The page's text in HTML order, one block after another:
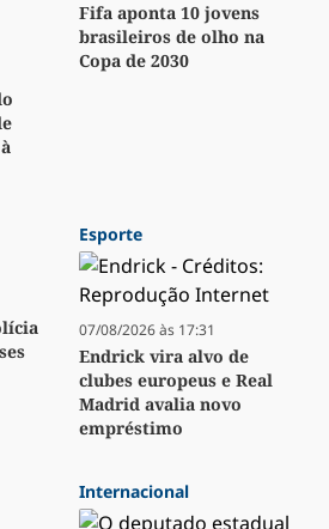
Fifa aponta 10 jovens
brasileiros de olho na
Copa de 2030
Esporte
07/08/2026 às 17:31
Endrick vira alvo de
clubes europeus e Real
Madrid avalia novo
empréstimo
Internacional